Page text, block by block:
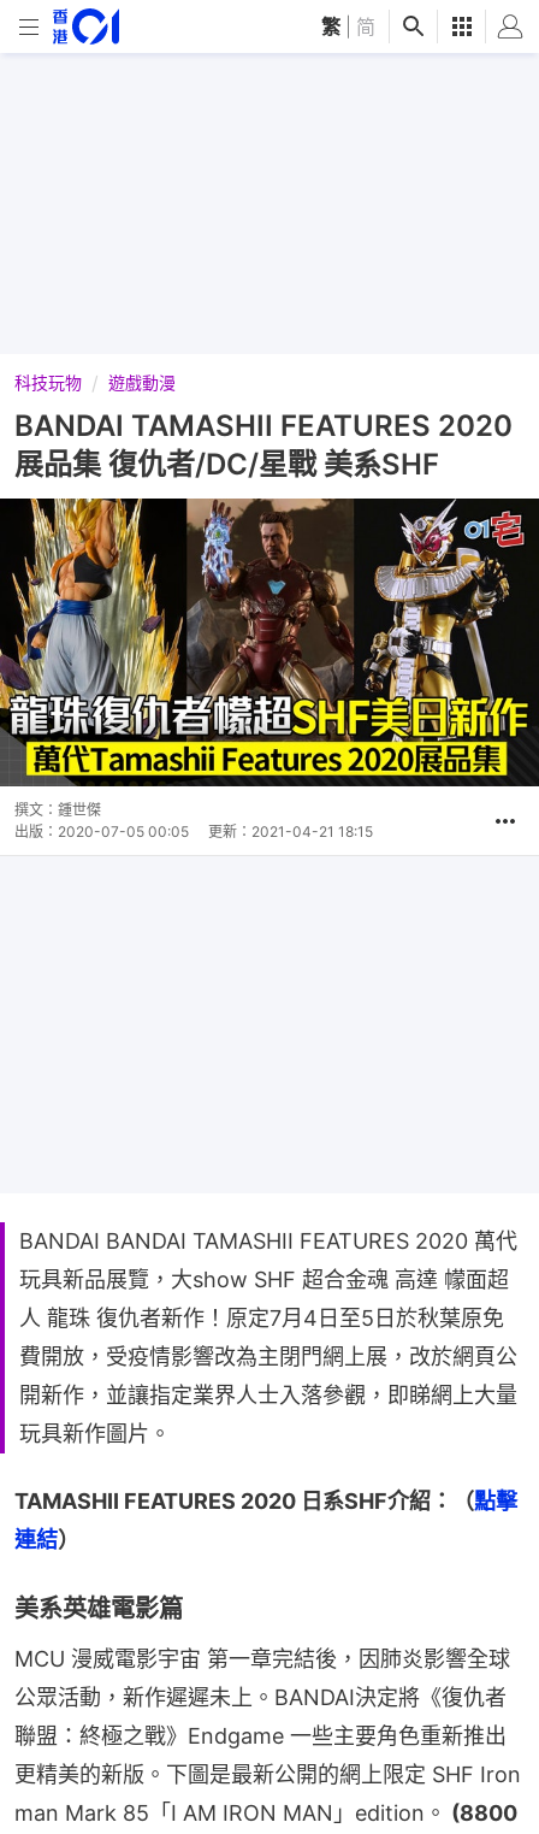
繁 简
科技玩物 遊戲動漫
BANDAI TAMASHII FEATURES 2020
展品集 復仇者/DC/星戰 美系SHF
撰文： 鍾世傑
出版： 2020-07-05 00:05 更新： 2021-04-21 18:15
BANDAI BANDAI TAMASHII FEATURES 2020 萬代
玩具新品展覽，大show SHF 超合金魂 高達 幪面超
人 龍珠 復仇者新作！原定7月4日至5日於秋葉原免
費開放，受疫情影響改為主閉門網上展，改於網頁公
開新作，並讓指定業界人士入落參觀，即睇網上大量
玩具新作圖片。
TAMASHII FEATURES 2020 日系SHF介紹：（點擊
連結）
美系英雄電影篇
MCU 漫威電影宇宙 第一章完結後，因肺炎影響全球
公眾活動，新作遲遲未上。BANDAI決定將《復仇者
聯盟：終極之戰》Endgame 一些主要角色重新推出
更精美的新版。下圖是最新公開的網上限定 SHF Iron
man Mark 85「I AM IRON MAN」edition。 (8800